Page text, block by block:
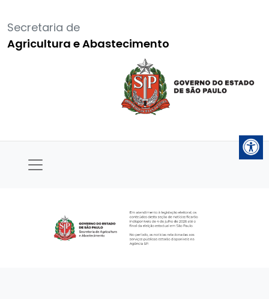
Secretaria de
Agricultura e Abastecimento